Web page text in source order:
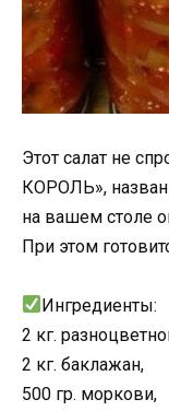
Этот салат не
КОРОЛЬ»,
на вашем столе
При этом
Ингредиенты:
2 кг.
2 кг. баклажан,
500 гр. моркови,